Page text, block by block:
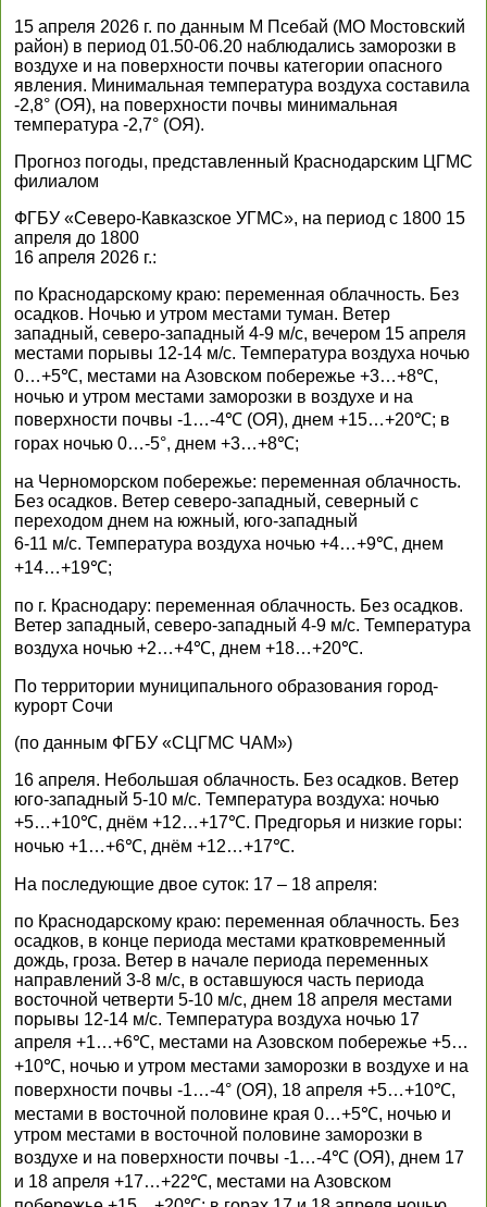
15 апреля 2026 г. по данным М Псебай (МО Мостовский
район) в период 01.50-06.20 наблюдались заморозки в
воздухе и на поверхности почвы категории опасного
явления. Минимальная температура воздуха составила
-2,8° (ОЯ), на поверхности почвы минимальная
температура -2,7° (ОЯ).
Прогноз погоды, представленный Краснодарским ЦГМС
филиалом
ФГБУ «Северо-Кавказское УГМС», на период с 1800 15
апреля до 1800
16 апреля 2026 г.:
по Краснодарскому краю: переменная облачность. Без
осадков. Ночью и утром местами туман. Ветер
западный, северо-западный 4-9 м/с, вечером 15 апреля
местами порывы 12-14 м/с. Температура воздуха ночью
0…+5℃, местами на Азовском побережье +3…+8℃,
ночью и утром местами заморозки в воздухе и на
поверхности почвы -1…-4℃ (ОЯ), днем +15…+20℃; в
горах ночью 0…-5°, днем +3…+8℃;
на Черноморском побережье: переменная облачность.
Без осадков. Ветер северо-западный, северный с
переходом днем на южный, юго-западный
6-11 м/с. Температура воздуха ночью +4…+9℃, днем
+14…+19℃;
по г. Краснодару: переменная облачность. Без осадков.
Ветер западный, северо-западный 4-9 м/с. Температура
воздуха ночью +2…+4℃, днем +18…+20℃.
По территории муниципального образования город-
курорт Сочи
(по данным ФГБУ «СЦГМС ЧАМ»)
16 апреля. Небольшая облачность. Без осадков. Ветер
юго-западный 5-10 м/с. Температура воздуха: ночью
+5…+10℃, днём +12…+17℃. Предгорья и низкие горы:
ночью +1…+6℃, днём +12…+17℃.
На последующие двое суток: 17 – 18 апреля:
по Краснодарскому краю: переменная облачность. Без
осадков, в конце периода местами кратковременный
дождь, гроза. Ветер в начале периода переменных
направлений 3-8 м/с, в оставшуюся часть периода
восточной четверти 5-10 м/с, днем 18 апреля местами
порывы 12-14 м/с. Температура воздуха ночью 17
апреля +1…+6℃, местами на Азовском побережье +5…
+10℃, ночью и утром местами заморозки в воздухе и на
поверхности почвы -1…-4° (ОЯ), 18 апреля +5…+10℃,
местами в восточной половине края 0…+5℃, ночью и
утром местами в восточной половине заморозки в
воздухе и на поверхности почвы -1…-4℃ (ОЯ), днем 17
и 18 апреля +17…+22℃, местами на Азовском